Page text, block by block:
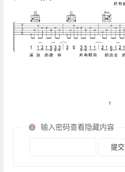
输入密码查看隐藏内容